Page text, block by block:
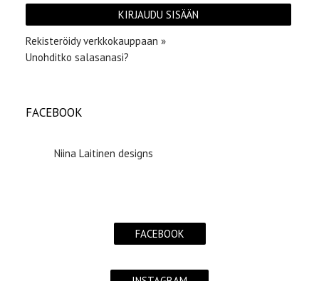
Rekisteröidy verkkokauppaan »
Unohditko salasanasi?
FACEBOOK
Niina Laitinen designs
FACEBOOK